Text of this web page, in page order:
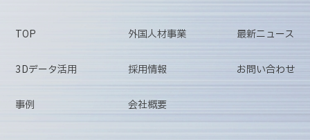
TOP
3Dデータ活用
事例
外国人材事業
採用情報
会社概要
最新ニュース
お問い合わせ